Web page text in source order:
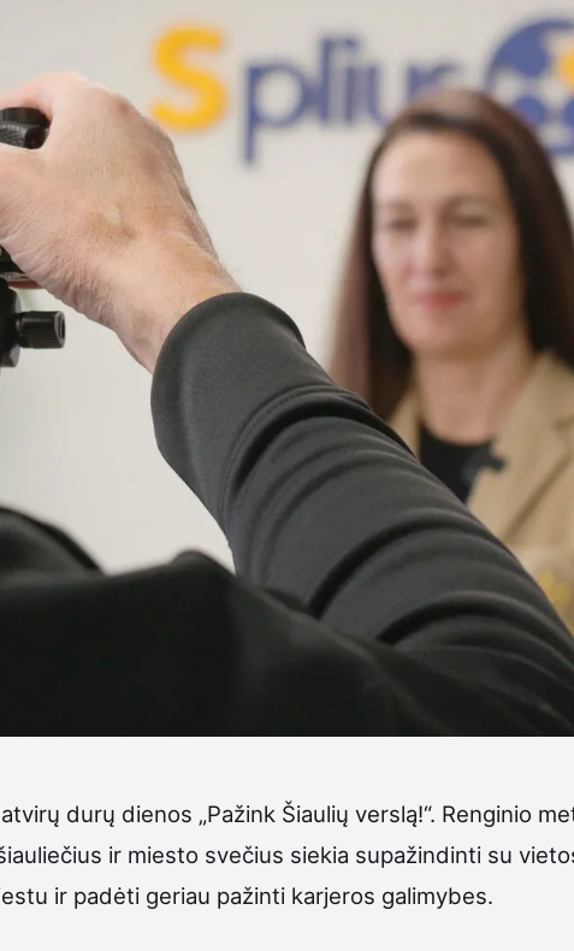
durų dienos „Pažink Šiaulių verslą!“. Renginio
ir miesto svečius siekia supažindinti su
ir padėti geriau pažinti karjeros galimybes.